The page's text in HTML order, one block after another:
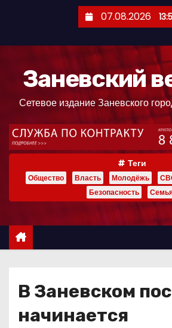
ж
07.08.2026
Заневский
Сетевое издание Заневского
Теги
Общество Власть Молодёжь
Безопасность
В Заневском
начинается